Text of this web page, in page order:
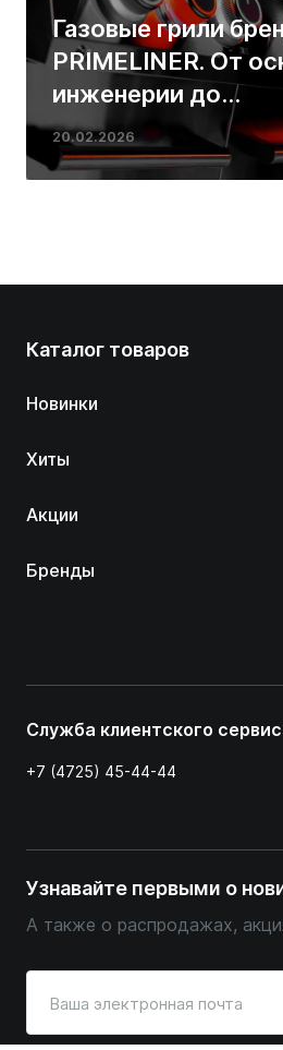
Газовые грили
PRIMELINER. От
инженерии до
ресторанных
вас дома
20.02.2026
Каталог товаров
Новинки
Хиты
Акции
Бренды
Служба клиентского
+7 (4725) 45-44-44
Узнавайте первыми о
А также о распродажах,
Введите